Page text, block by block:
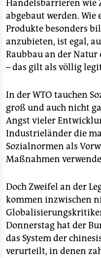
Handelsbarrieren wie
abgebaut werden. Wie
Produkte besonders
anzubieten, ist egal,
Raubbau an der
– das gilt als völlig
In der WTO tauchen
groß und auch nicht
Angst vieler
Industrieländer die
Sozialnormen als
Maßnahmen
Doch Zweifel an der
kommen inzwischen
Donnerstag hat der
das System der
verurteilt, in denen